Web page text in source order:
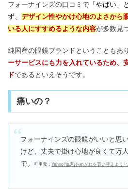
フォーナインズの口コミで 「やばい」
ず、 デザイン性やかけ心地のよさから
いる人にすすめるような内容が多数見
純国産の眼鏡ブランドということもあり
ーサービスにも力を入れているため、
ドであるといえそうです。
痛いの？
フォーナインズの眼鏡がいいと思
けど、丈夫で掛け心地が良くて万
で。
引用元：Yahoo!知恵袋-めがねを買い替えよう